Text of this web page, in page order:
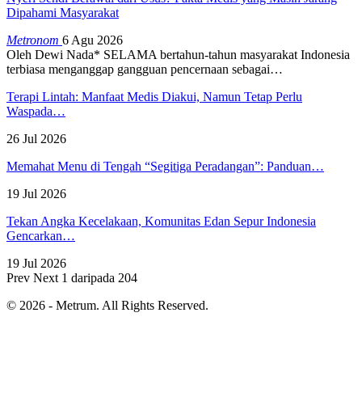
Dipahami Masyarakat
Metronom 6 Agu 2026
Oleh Dewi Nada* SELAMA bertahun-tahun masyarakat Indonesia
terbiasa menganggap gangguan pencernaan sebagai…
Terapi Lintah: Manfaat Medis Diakui, Namun Tetap Perlu
Waspada…
26 Jul 2026
Memahat Menu di Tengah “Segitiga Peradangan”: Panduan…
19 Jul 2026
Tekan Angka Kecelakaan, Komunitas Edan Sepur Indonesia
Gencarkan…
19 Jul 2026
Prev Next 1 daripada 204
© 2026 - Metrum. All Rights Reserved.